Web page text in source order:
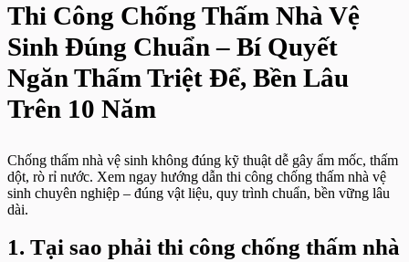
Thi Công Chống Thấm Nhà Vệ
Sinh Đúng Chuẩn – Bí Quyết
Ngăn Thấm Triệt Để, Bền Lâu
Trên 10 Năm
Chống thấm nhà vệ sinh không đúng kỹ thuật dễ gây ẩm mốc, thấm
dột, rò rỉ nước. Xem ngay hướng dẫn thi công chống thấm nhà vệ
sinh chuyên nghiệp – đúng vật liệu, quy trình chuẩn, bền vững lâu
dài.
1. Tại sao phải thi công chống thấm nhà